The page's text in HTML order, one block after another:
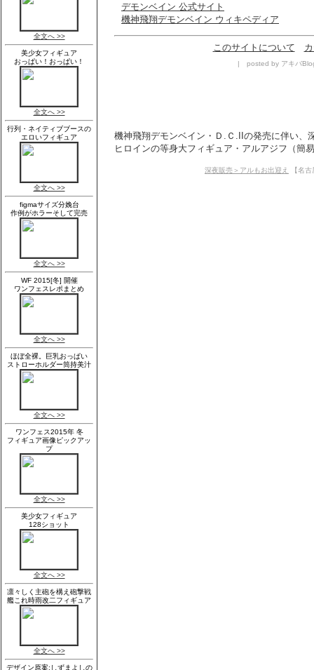
デモンベイン 公式サイト
機神飛翔デモンベイン ウィキペディア
このサイトについて
| posted by アキバ
機神飛翔デモンベイン・Ｄ.Ｃ.IIの発売に伴い、
ヒロインの等身大フィギュア・アルアジフ（簡
深夜販売＞アルもお出迎え 【名